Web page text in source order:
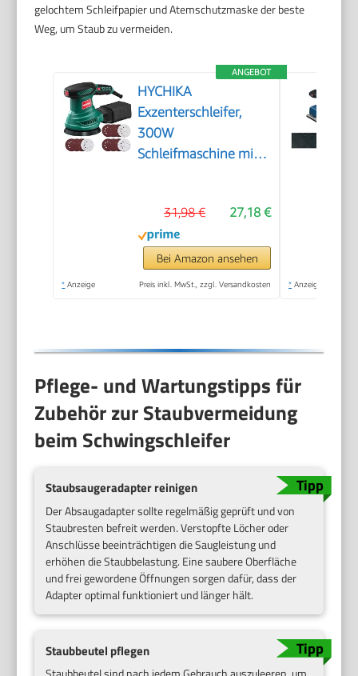
gelochtem Schleifpapier und Atemschutzmaske der beste
Weg, um Staub zu vermeiden.
ANGEBOT
HYCHIKA
Exzenterschleifer,
300W
Schleifmaschine mit
6000-13000 U/min,
mit 12pcs
Schleifpapier 125mm
klett,
27,18 €
31,98 €
Bei Amazon ansehen
* Anzeige Preis inkl. MwSt., zzgl. Versandkosten * Anzeige
Pflege- und Wartungstipps für
Zubehör zur Staubvermeidung
beim Schwingschleifer
Staubsaugeradapter reinigen
Der Absaugadapter sollte regelmäßig geprüft und von
Staubresten befreit werden. Verstopfte Löcher oder
Anschlüsse beeinträchtigen die Saugleistung und
erhöhen die Staubbelastung. Eine saubere Oberfläche
und frei gewordene Öffnungen sorgen dafür, dass der
Adapter optimal funktioniert und länger hält.
Staubbeutel pflegen